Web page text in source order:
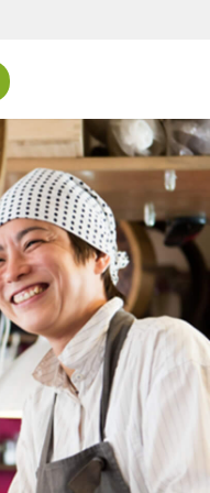
の課題解決を支援します。